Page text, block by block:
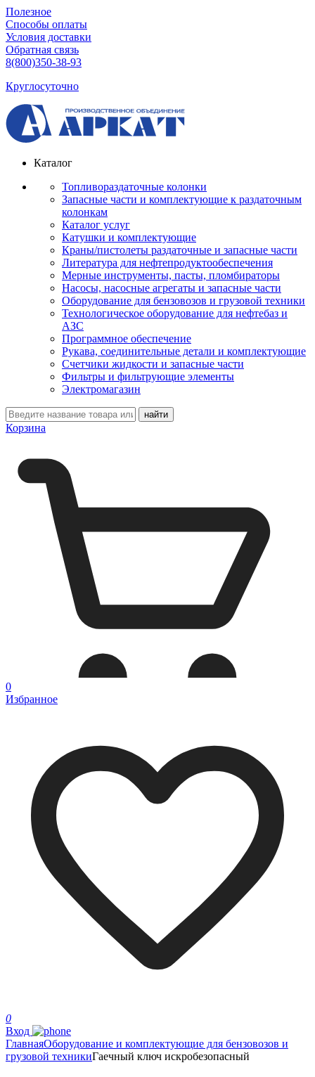
Полезное
Способы оплаты
Условия доставки
Обратная связь
8(800)350-38-93
Круглосуточно
Каталог
Топливораздаточные колонки
Запасные части и комплектующие к раздаточным
колонкам
Каталог услуг
Катушки и комплектующие
Краны/пистолеты раздаточные и запасные части
Литература для нефтепродуктообеспечения
Мерные инструменты, пасты, пломбираторы
Насосы, насосные агрегаты и запасные части
Оборудование для бензовозов и грузовой техники
Технологическое оборудование для нефтебаз и
АЗС
Программное обеспечение
Рукава, соединительные детали и комплектующие
Счетчики жидкости и запасные части
Фильтры и фильтрующие элементы
Электромагазин
Корзина
0
Избранное
0
Вход
ГлавнаяОборудование и комплектующие для бензовозов и
грузовой техникиГаечный ключ искробезопасный